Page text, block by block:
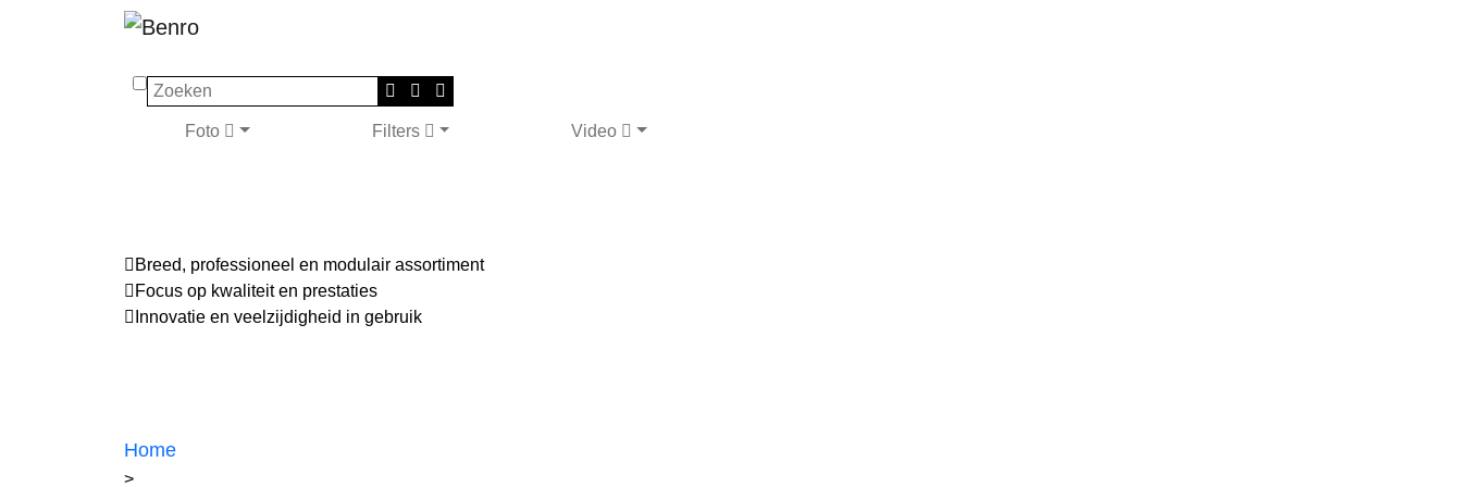
Zoeken
Foto Filters Video
Breed, professioneel en modulair assortiment
Focus op kwaliteit en prestaties
Innovatie en veelzijdigheid in gebruik
Home
>